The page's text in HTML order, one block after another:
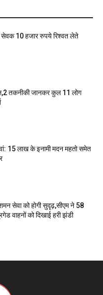
सेवक 10 हजार रुपये रिश्वत लेते
तकनीकी जानकर कुल 11 लोग
15 लाख के इनामी मदन महतो समेत
सेवा को होगी सुदृढ़,सीएम ने 58
वाहनों को दिखाई हरी झंडी